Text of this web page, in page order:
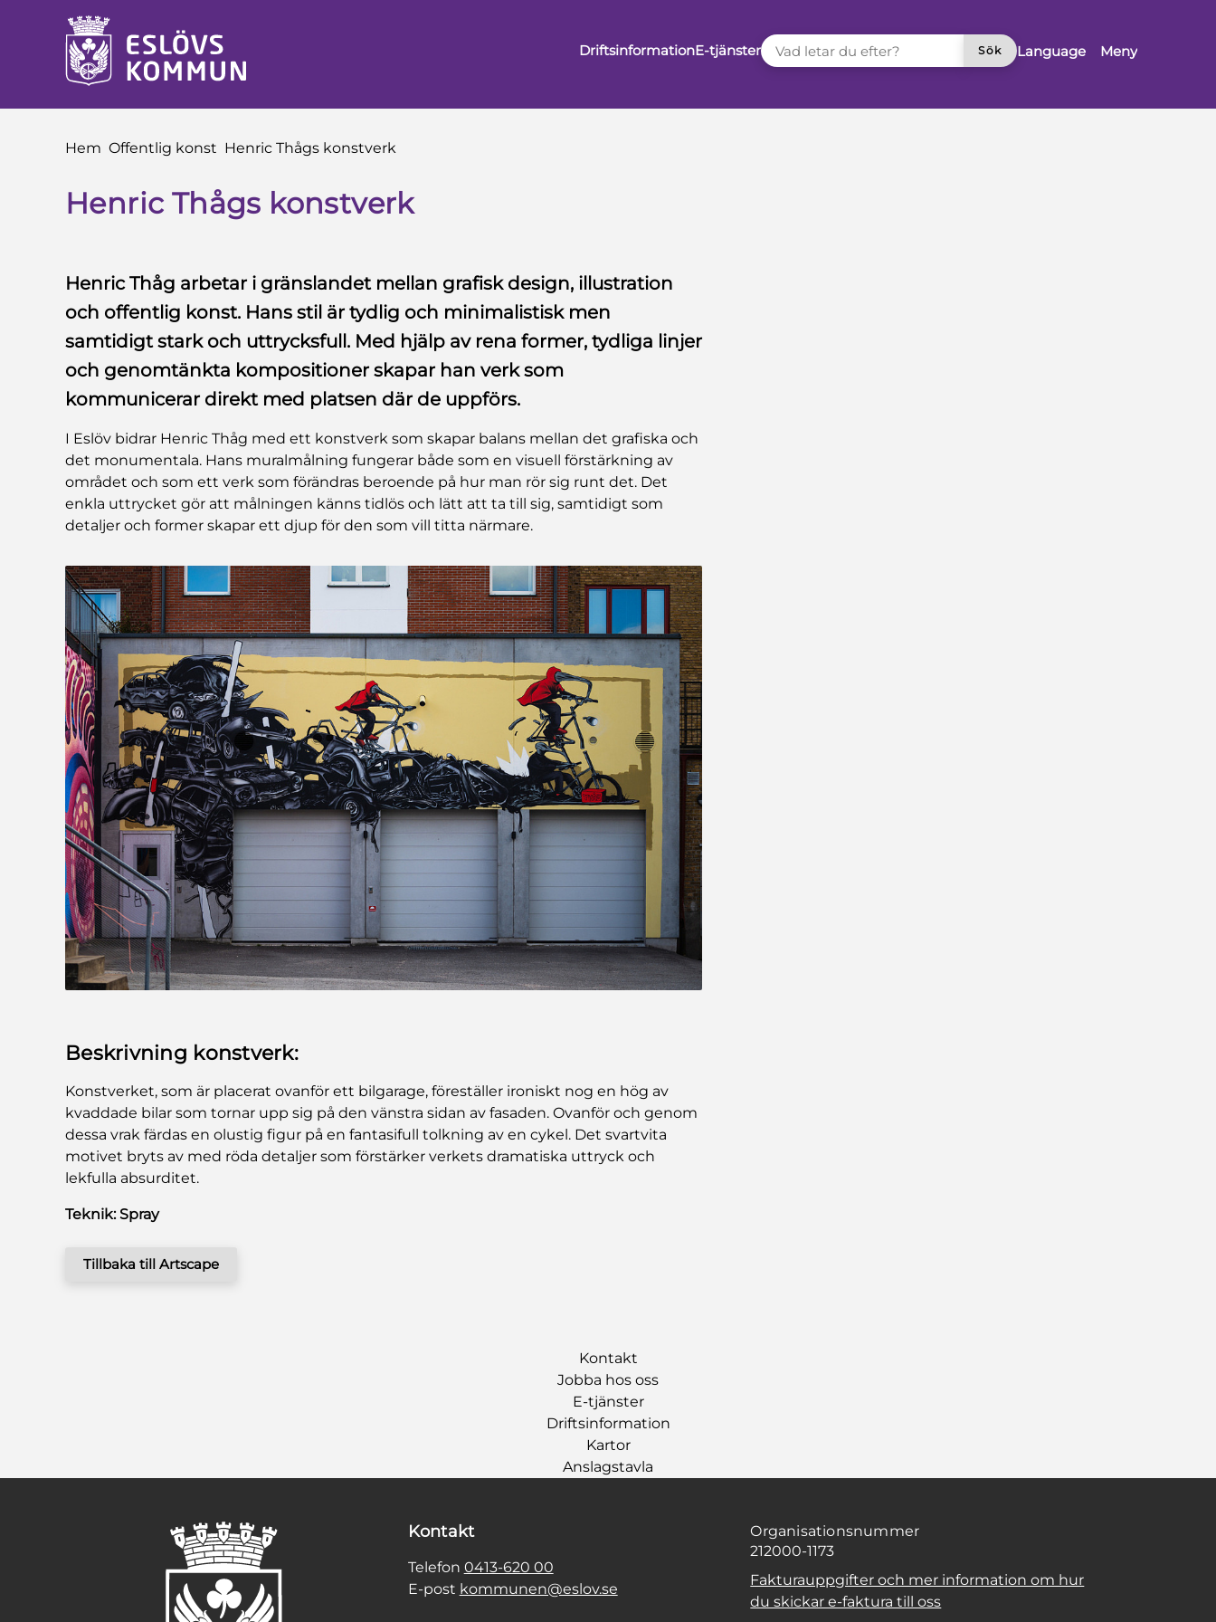
till innehåll
DriftsinformationE-tjänster
VAD LETAR DU EFTER?
Sök
Language Meny
Du är här:
Hem Offentlig konst Henric Thågs konstverk
Henric Thågs konstverk
Henric Thåg arbetar i gränslandet mellan grafisk design, illustration
och offentlig konst. Hans stil är tydlig och minimalistisk men
samtidigt stark och uttrycksfull. Med hjälp av rena former, tydliga linjer
och genomtänkta kompositioner skapar han verk som
kommunicerar direkt med platsen där de uppförs.
I Eslöv bidrar Henric Thåg med ett konstverk som skapar balans mellan det grafiska och
det monumentala. Hans muralmålning fungerar både som en visuell förstärkning av
området och som ett verk som förändras beroende på hur man rör sig runt det. Det
enkla uttrycket gör att målningen känns tidlös och lätt att ta till sig, samtidigt som
detaljer och former skapar ett djup för den som vill titta närmare.
Beskrivning konstverk:
Konstverket, som är placerat ovanför ett bilgarage, föreställer ironiskt nog en hög av
kvaddade bilar som tornar upp sig på den vänstra sidan av fasaden. Ovanför och genom
dessa vrak färdas en olustig figur på en fantasifull tolkning av en cykel. Det svartvita
motivet bryts av med röda detaljer som förstärker verkets dramatiska uttryck och
lekfulla absurditet.
Teknik: Spray
Tillbaka till Artscape
Kontakt
Jobba hos oss
E-tjänster
Driftsinformation
Kartor
Anslagstavla
Kontakt
Telefon 0413-620 00
E-post kommunen@eslov.se
Organisationsnummer
212000-1173
Fakturauppgifter och mer information om hur
du skickar e-faktura till oss